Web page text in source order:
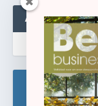
ABONNEREN